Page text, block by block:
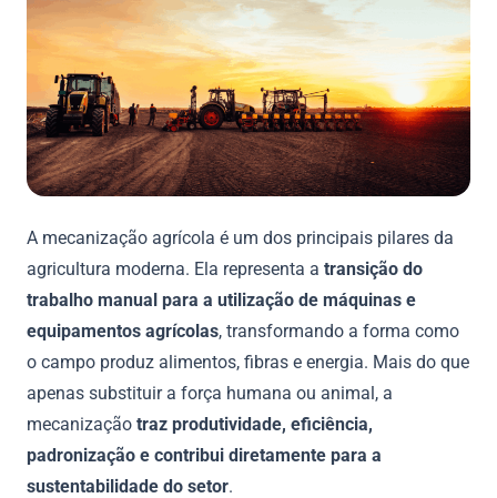
A mecanização agrícola é um dos principais pilares da
agricultura moderna. Ela representa a transição do
trabalho manual para a utilização de máquinas e
equipamentos agrícolas, transformando a forma como
o campo produz alimentos, fibras e energia. Mais do que
apenas substituir a força humana ou animal, a
mecanização traz produtividade, eficiência,
padronização e contribui diretamente para a
sustentabilidade do setor.